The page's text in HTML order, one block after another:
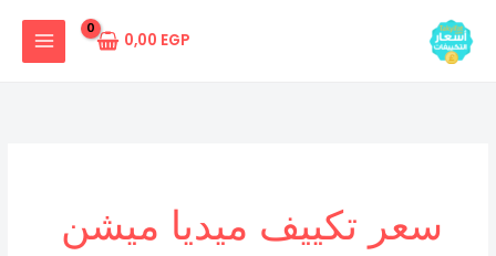
المحتوى
0,00 EGP
سعر تكييف ميديا ميشن